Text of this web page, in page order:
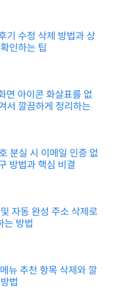
기 수정 삭제 방법과 상
인하는 팁
면 아이콘 화살표를 없
서 깔끔하게 정리하는
분실 시 이메일 인증 없
방법과 핵심 비결
자동 완성 주소 삭제로
는 방법
뉴 추천 항목 삭제와 깔
법